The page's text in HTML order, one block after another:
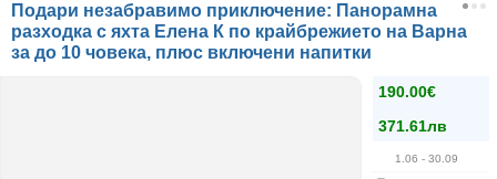
Подари незабравимо приключение: Панорамна
разходка с яхта Елена К по крайбрежието на Варна
за до 10 човека, плюс включени напитки
190.00€
371.61лв
1.06 - 30.09